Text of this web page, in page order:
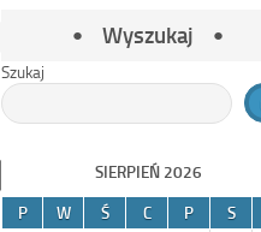
Wyszukaj
Szukaj
SIERPIEŃ 2026
P
W Ś C P S